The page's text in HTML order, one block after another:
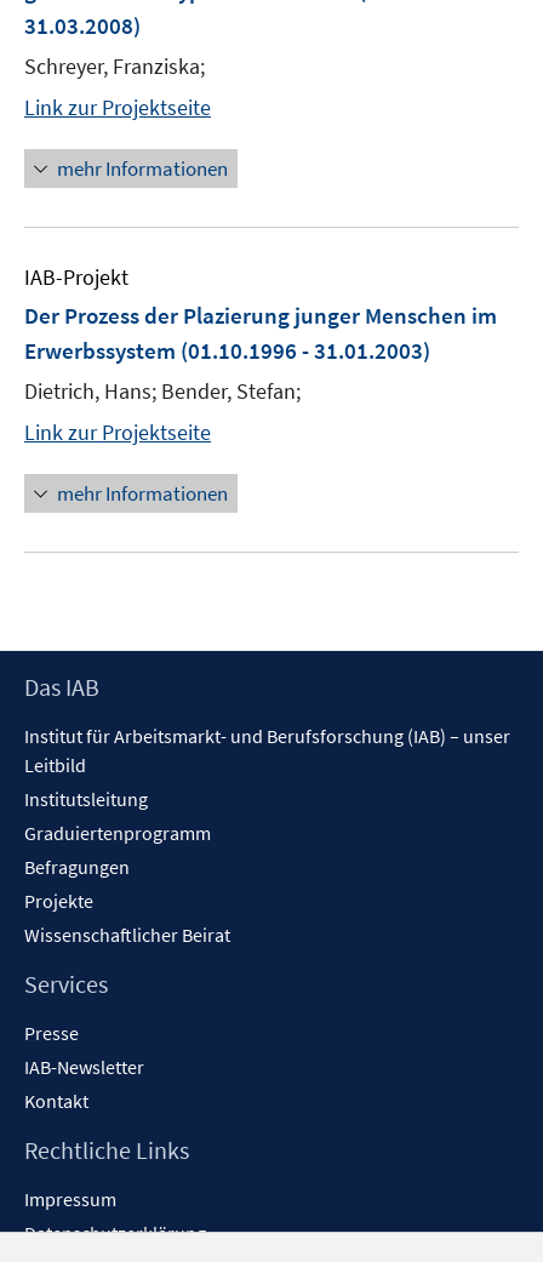
31.03.2008)
Schreyer, Franziska;
Link zur Projektseite
mehr Informationen
IAB-Projekt
Der Prozess der Plazierung junger Menschen im
Erwerbssystem (01.10.1996 - 31.01.2003)
Dietrich, Hans; Bender, Stefan;
Link zur Projektseite
mehr Informationen
Footer
Das IAB
Institut für Arbeitsmarkt- und Berufsforschung (IAB) – unser
Leitbild
Institutsleitung
Graduiertenprogramm
Befragungen
Projekte
Wissenschaftlicher Beirat
Services
Presse
IAB-Newsletter
Kontakt
Rechtliche Links
Impressum
Datenschutzerklärung